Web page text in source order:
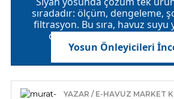
sıradadır: ölçüm, dengeleme,
filtrasyon. Bu sıra, havuz suyu
disiplininin sahada
Yosun Önleyicileri
YAZAR / E-HAVUZ MARKET